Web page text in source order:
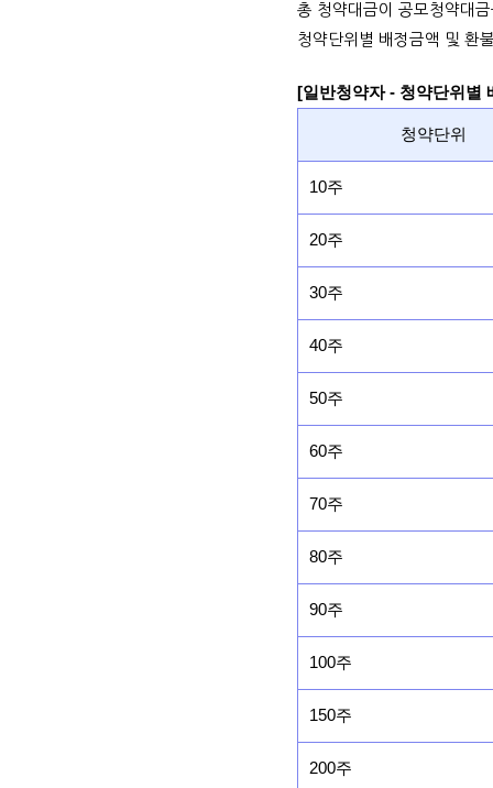
총 청약대금이 공모청약대
청약단위별 배정금액 및 환
[일반청약자 - 청약단위별
청약단위
10주
20주
30주
40주
50주
60주
70주
80주
90주
100주
150주
200주